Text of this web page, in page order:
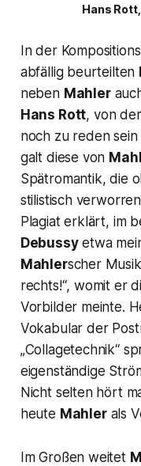
Hans
In der
abfällig beurteilten
neben Mahler
Hans Rott, von
noch zu reden
galt diese von
Spätromantik, die
stilistisch
Plagiat erklärt, im
Debussyetwa
Mahlerscher
rechts!“, womit er
Vorbilder meinte.
Vokabular der
„Collagetechnik“
eigenständige
Nicht selten hört
heute Mahlerals
Im Großen weitet